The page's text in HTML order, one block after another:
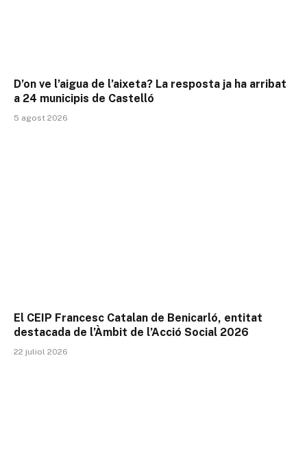
D’on ve l’aigua de l’aixeta? La resposta ja ha arribat
a 24 municipis de Castelló
5 agost 2026
El CEIP Francesc Catalan de Benicarló, entitat
destacada de l’Àmbit de l’Acció Social 2026
22 juliol 2026